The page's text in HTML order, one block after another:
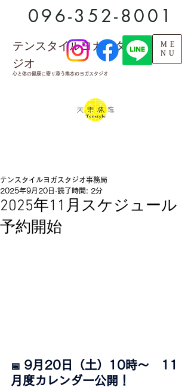
テンスタイルヨガスタ
ジオ
心と体の健康に寄り添う熊本のヨガスタジオ
ME
NU
096-352-8001
2025年11月スケジュール
予約開始
テンスタイルヨガスタジオ事務局
2025年9月20日 読了時間: 2分
📅 9月20日（土）10時〜　11
月度カレンダー公開！